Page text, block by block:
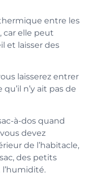
entre les
car elle peut
et laisser des
laisserez entrer
n’y ait pas de
à-dos quand
devez
de l’habitacle,
des petits